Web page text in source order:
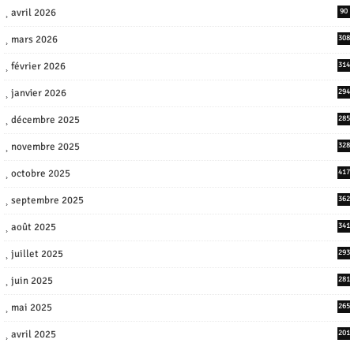
avril 2026 90
mars 2026 308
février 2026 314
janvier 2026 294
décembre 2025 285
novembre 2025 328
octobre 2025 417
septembre 2025 362
août 2025 341
juillet 2025 293
juin 2025 281
mai 2025 265
avril 2025 201